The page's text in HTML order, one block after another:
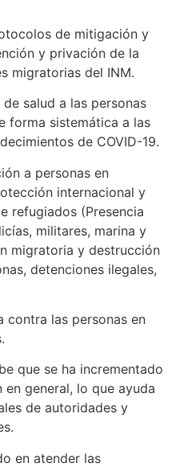
de mitigación y
y privación de la
migratorias del INM.
salud a las personas
forma sistemática a las
de COVID-19.
a personas en
internacional y
refugiados (Presencia
militares, marina y
migratoria y destrucción
detenciones ilegales,
contra las personas en
que se ha incrementado
general, lo que ayuda
de autoridades y
en atender las